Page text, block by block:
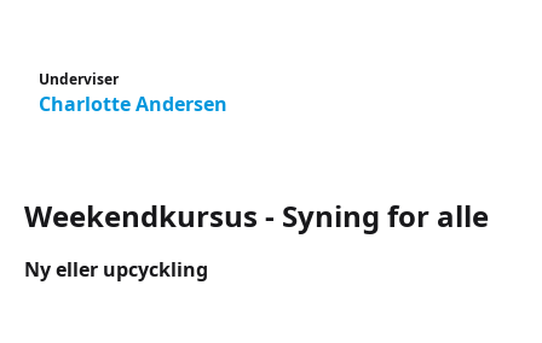
Underviser
Charlotte Andersen
Weekendkursus - Syning for alle
Ny eller upcyckling